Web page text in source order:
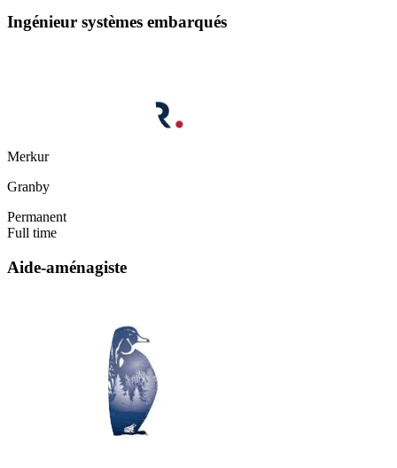
Ingénieur systèmes embarqués
Merkur
Granby
Permanent
Full time
Aide-aménagiste